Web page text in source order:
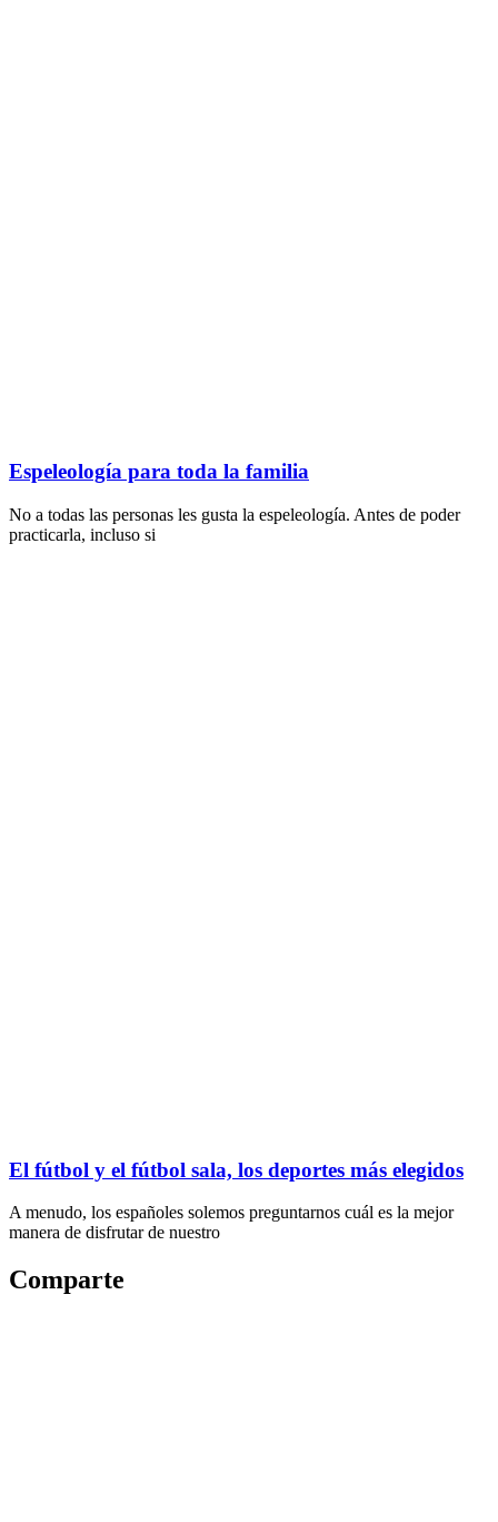
Espeleología para toda la familia
No a todas las personas les gusta la espeleología. Antes de poder
practicarla, incluso si
El fútbol y el fútbol sala, los deportes más elegidos
A menudo, los españoles solemos preguntarnos cuál es la mejor
manera de disfrutar de nuestro
Comparte